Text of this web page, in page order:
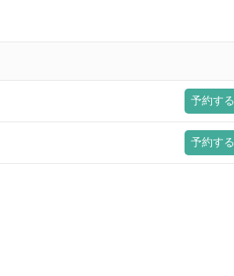
予約する
予約する